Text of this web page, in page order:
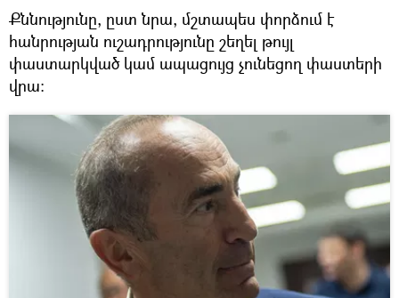
Քննությունը, ըստ նրա, մշտապես փորձում է
հանրության ուշադրությունը շեղել թույլ
փաստարկված կամ ապացույց չունեցող փաստերի
վրա։